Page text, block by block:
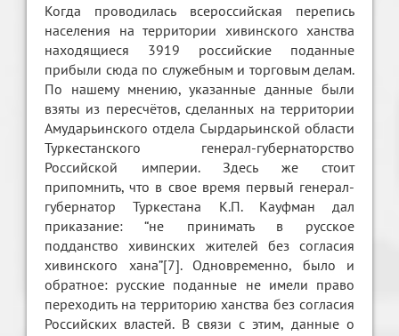
Когда проводилась всероссийская перепись
населения на территории хивинского ханства
находящиеся 3919 российские поданные
прибыли сюда по служебным и торговым делам.
По нашему мнению, указанные данные были
взяты из пересчётов, сделанных на территории
Амударьинского отдела Сырдарьинской области
Туркестанского генерал-губернаторство
Российской империи. Здесь же стоит
припомнить, что в свое время первый генерал-
губернатор Туркестана К.П. Кауфман дал
приказание: “не принимать в русское
подданство хивинских жителей без согласия
хивинского хана”[7]. Одновременно, было и
обратное: русские поданные не имели право
переходить на территорию ханства без согласия
Российских властей. В связи с этим, данные о